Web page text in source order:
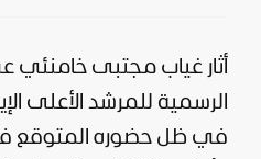
أثار غياب مجتبى خامنئي
الرسمية للمرشد الأعلى
في ظل حضوره المتوقع